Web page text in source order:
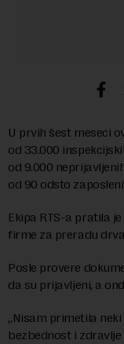
U prvih šest meseci
od 33.000
od 9.000
od 90 odsto
Ekipa RTS-a pratila
firme za preradu
Posle provere
da su prijavljeni, a
„Nisam primetila
bezbednost i